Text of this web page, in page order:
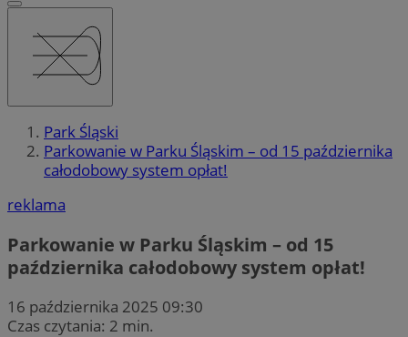
Park Śląski
Parkowanie w Parku Śląskim – od 15 października
całodobowy system opłat!
reklama
Parkowanie w Parku Śląskim – od 15
października całodobowy system opłat!
16 października 2025 09:30
Czas czytania: 2 min.